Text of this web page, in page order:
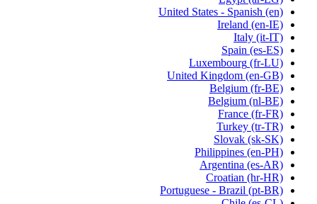
United States - Spanish (en)
Ireland (en-IE)
Italy (it-IT)
Spain (es-ES)
Luxembourg (fr-LU)
United Kingdom (en-GB)
Belgium (fr-BE)
Belgium (nl-BE)
France (fr-FR)
Turkey (tr-TR)
Slovak (sk-SK)
Philippines (en-PH)
Argentina (es-AR)
Croatian (hr-HR)
Portuguese - Brazil (pt-BR)